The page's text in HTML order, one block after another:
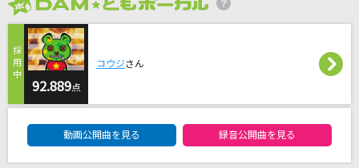
バルーン
[生音]恋をするなら
六兆年と一夜物語
kemu feat.IA
92.889点
コウジさん
動画公開曲を見る 録音公開曲を見る